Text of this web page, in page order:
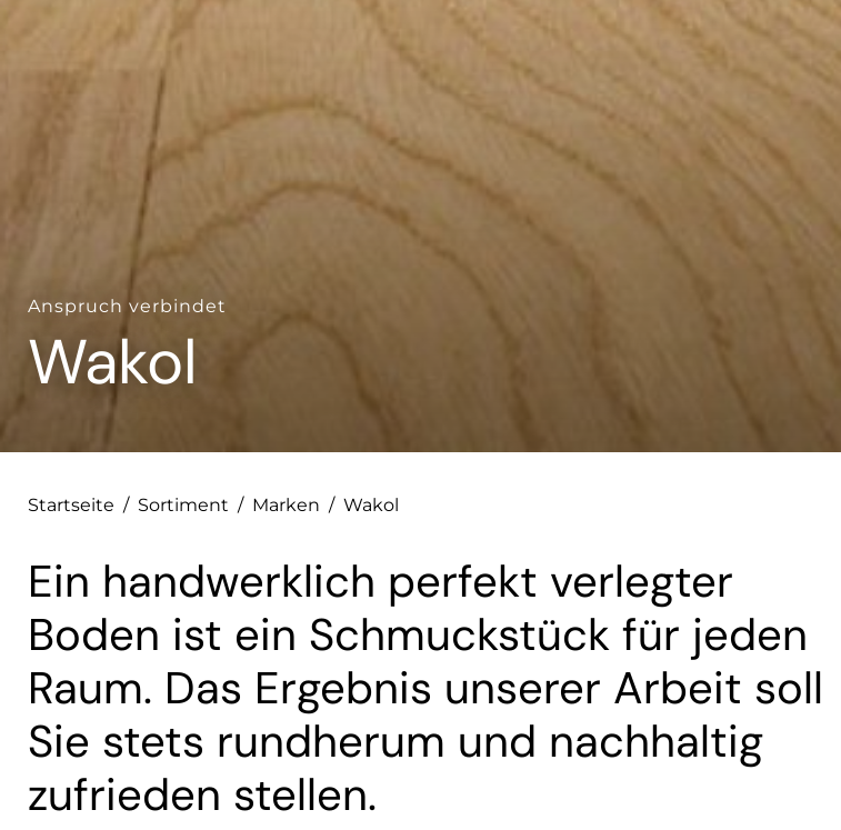
Anspruch verbindet
Wakol
Startseite / Sortiment / Marken / Wakol
Ein handwerklich perfekt verlegter
Boden ist ein Schmuckstück für jeden
Raum. Das Ergebnis unserer Arbeit soll
Sie stets rundherum und nachhaltig
zufrieden stellen.